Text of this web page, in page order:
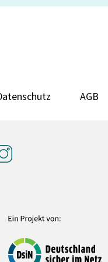
AGB